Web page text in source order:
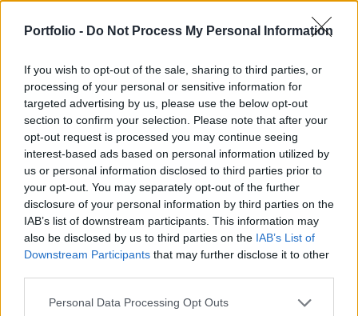
Portfolio - Do Not Process My Personal Information
If you wish to opt-out of the sale, sharing to third parties, or
processing of your personal or sensitive information for
targeted advertising by us, please use the below opt-out
section to confirm your selection. Please note that after your
opt-out request is processed you may continue seeing
interest-based ads based on personal information utilized by
us or personal information disclosed to third parties prior to
your opt-out. You may separately opt-out of the further
disclosure of your personal information by third parties on the
IAB’s list of downstream participants. This information may
also be disclosed by us to third parties on the IAB’s List of
Downstream Participants that may further disclose it to other
Personal Data Processing Opt Outs
Nagyot estek a bankok
Portfolio
2012. május 14. 08:44
Hét éve nem látott alacsony szintre csökkent a
globális banki kötvénykibocsátás volumene idén,
ami az európai adósságválság és a szigorodó
szabályozói környezet bankokra gyakorolt negatív
hatását mutatja - írja a Financial Times. Az
európai bankok kötvénykibocsátásait ugyanakkor
komolyan befolyásolta az Európai Központi Bank
hitelprogramja is.